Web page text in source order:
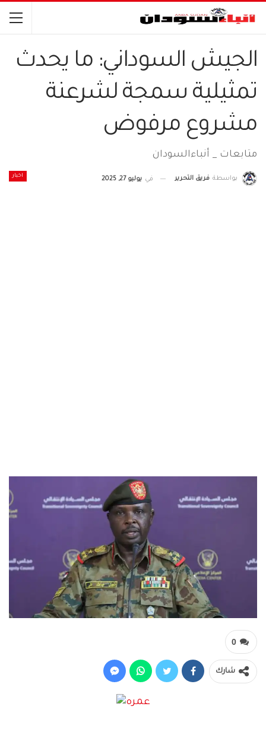
الجيش السوداني: ما يحدث
تمثيلية سمجة لشرعنة
مشروع مرفوض
متابعات _ أنباءالسودان
اخبار بواسطة فريق التحرير في يوليو 27, 2025
0
شارك